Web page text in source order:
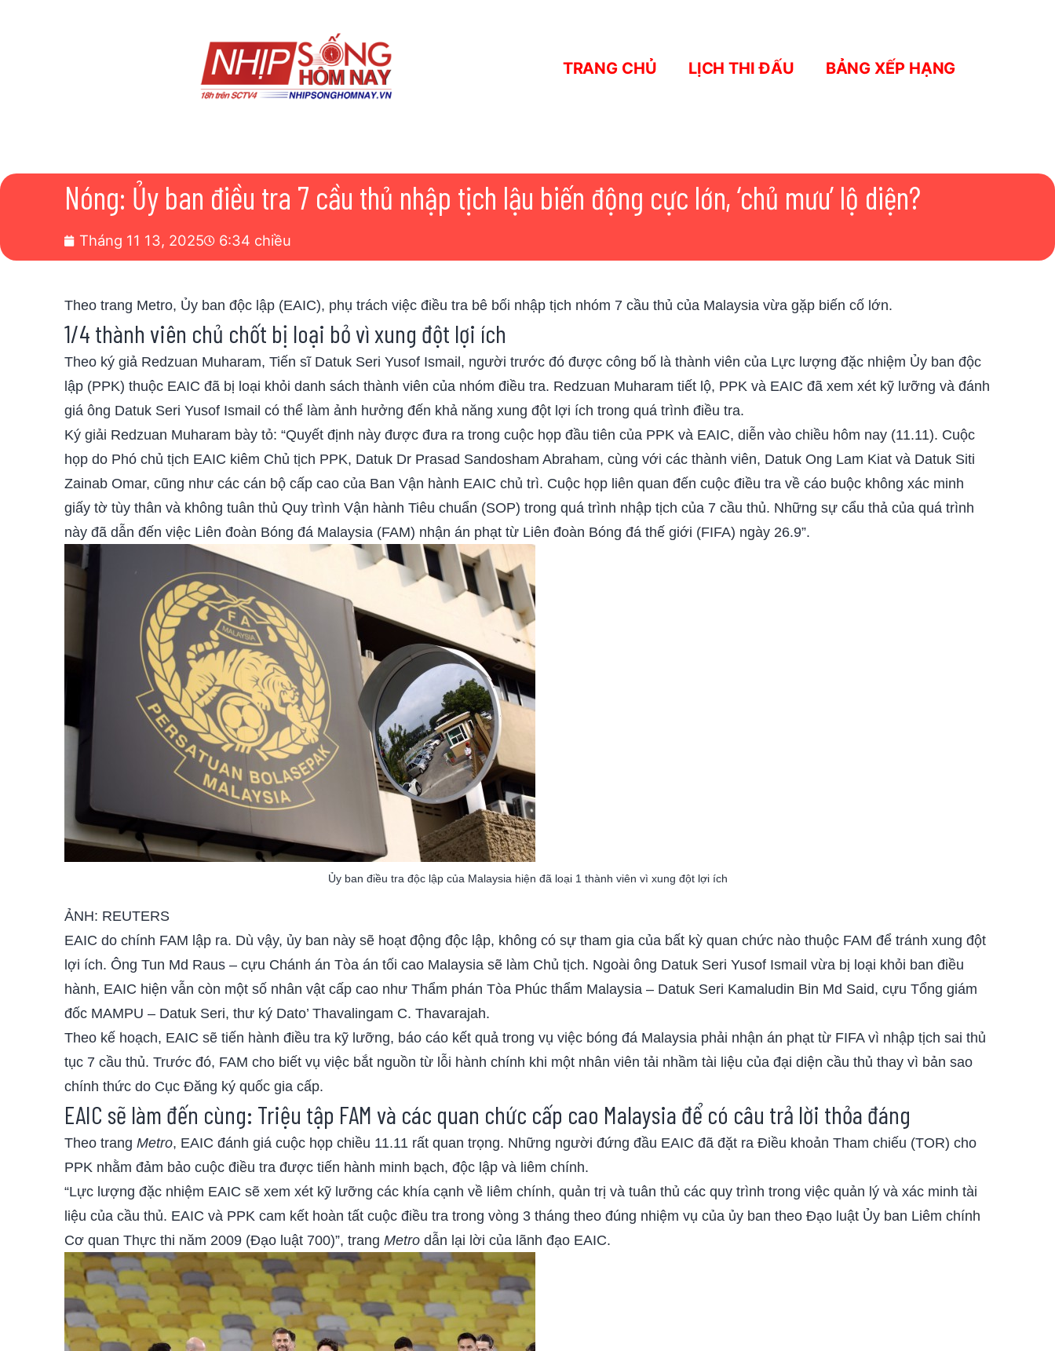
TRANG CHỦ LỊCH THI ĐẤU BẢNG XẾP HẠNG
Nóng: Ủy ban điều tra 7 cầu thủ nhập tịch lậu biến động cực lớn, ‘chủ mưu’ lộ diện?
Tháng 11 13, 2025 6:34 chiều
Theo trang Metro, Ủy ban độc lập (EAIC), phụ trách việc điều tra bê bối nhập tịch nhóm 7 cầu thủ của Malaysia vừa gặp biến cố lớn.
1/4 thành viên chủ chốt bị loại bỏ vì xung đột lợi ích
Theo ký giả Redzuan Muharam, Tiến sĩ Datuk Seri Yusof Ismail, người trước đó được công bố là thành viên của Lực lượng đặc nhiệm Ủy ban độc
lập (PPK) thuộc EAIC đã bị loại khỏi danh sách thành viên của nhóm điều tra. Redzuan Muharam tiết lộ, PPK và EAIC đã xem xét kỹ lưỡng và đánh
giá ông Datuk Seri Yusof Ismail có thể làm ảnh hưởng đến khả năng xung đột lợi ích trong quá trình điều tra.
Ký giải Redzuan Muharam bày tỏ: “Quyết định này được đưa ra trong cuộc họp đầu tiên của PPK và EAIC, diễn vào chiều hôm nay (11.11). Cuộc
họp do Phó chủ tịch EAIC kiêm Chủ tịch PPK, Datuk Dr Prasad Sandosham Abraham, cùng với các thành viên, Datuk Ong Lam Kiat và Datuk Siti
Zainab Omar, cũng như các cán bộ cấp cao của Ban Vận hành EAIC chủ trì. Cuộc họp liên quan đến cuộc điều tra về cáo buộc không xác minh
giấy tờ tùy thân và không tuân thủ Quy trình Vận hành Tiêu chuẩn (SOP) trong quá trình nhập tịch của 7 cầu thủ. Những sự cẩu thả của quá trình
này đã dẫn đến việc Liên đoàn Bóng đá Malaysia (FAM) nhận án phạt từ Liên đoàn Bóng đá thế giới (FIFA) ngày 26.9”.
Ủy ban điều tra độc lập của Malaysia hiện đã loại 1 thành viên vì xung đột lợi ích
ẢNH: REUTERS
EAIC do chính FAM lập ra. Dù vậy, ủy ban này sẽ hoạt động độc lập, không có sự tham gia của bất kỳ quan chức nào thuộc FAM để tránh xung đột
lợi ích. Ông Tun Md Raus – cựu Chánh án Tòa án tối cao Malaysia sẽ làm Chủ tịch. Ngoài ông Datuk Seri Yusof Ismail vừa bị loại khỏi ban điều
hành, EAIC hiện vẫn còn một số nhân vật cấp cao như Thẩm phán Tòa Phúc thẩm Malaysia – Datuk Seri Kamaludin Bin Md Said, cựu Tổng giám
đốc MAMPU – Datuk Seri, thư ký Dato’ Thavalingam C. Thavarajah.
Theo kế hoạch, EAIC sẽ tiến hành điều tra kỹ lưỡng, báo cáo kết quả trong vụ việc bóng đá Malaysia phải nhận án phạt từ FIFA vì nhập tịch sai thủ
tục 7 cầu thủ. Trước đó, FAM cho biết vụ việc bắt nguồn từ lỗi hành chính khi một nhân viên tải nhầm tài liệu của đại diện cầu thủ thay vì bản sao
chính thức do Cục Đăng ký quốc gia cấp.
EAIC sẽ làm đến cùng: Triệu tập FAM và các quan chức cấp cao Malaysia để có câu trả lời thỏa đáng
Theo trang Metro, EAIC đánh giá cuộc họp chiều 11.11 rất quan trọng. Những người đứng đầu EAIC đã đặt ra Điều khoản Tham chiếu (TOR) cho
PPK nhằm đảm bảo cuộc điều tra được tiến hành minh bạch, độc lập và liêm chính.
“Lực lượng đặc nhiệm EAIC sẽ xem xét kỹ lưỡng các khía cạnh về liêm chính, quản trị và tuân thủ các quy trình trong việc quản lý và xác minh tài
liệu của cầu thủ. EAIC và PPK cam kết hoàn tất cuộc điều tra trong vòng 3 tháng theo đúng nhiệm vụ của ủy ban theo Đạo luật Ủy ban Liêm chính
Cơ quan Thực thi năm 2009 (Đạo luật 700)”, trang Metro dẫn lại lời của lãnh đạo EAIC.